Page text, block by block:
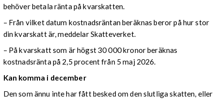
behöver betala ränta på kvarskatten.
– Från vilket datum kostnadsräntan beräknas beror på hur stor
din kvarskatt är, meddelar Skatteverket.
– På kvarskatt som är högst 30 000 kronor beräknas
kostnadsränta på 2,5 procent från 5 maj 2026.
Kan komma i december
Den som ännu inte har fått besked om den slutliga skatten, eller